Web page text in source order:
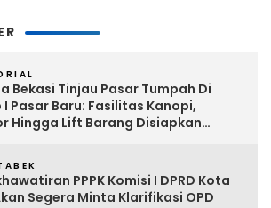
Bekasi Tinjau Pasar Tumpah Di
Pasar Baru: Fasilitas Kanopi,
Hingga Lift Barang Disiapkan
PPPK Komisi I DPRD Kota
Segera Minta Klarifikasi OPD